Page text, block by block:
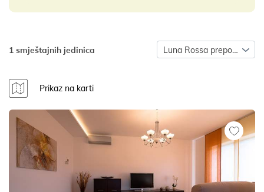
1 smještajnih jedinica Luna Rossa preporuča
Prikaz na karti